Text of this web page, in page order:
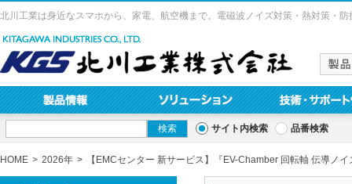
北川工業は身近なスマホから、家電、航空機まで。電磁波ノイズ対策・熱対策・
サイト内検索 品番検索
HOME 2026年 【EMCセンター 新サービス】『EV-Chamber 回転軸 伝導ノ